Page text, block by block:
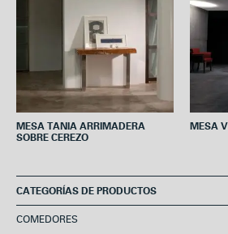
MESA TANIA ARRIMADERA
SOBRE CEREZO
MESA
CATEGORÍAS DE PRODUCTOS
COMEDORES